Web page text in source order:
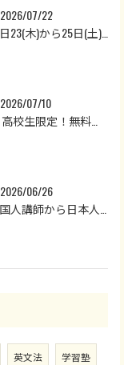
2026/07/22
2026/07/10
2026/06/26
英文法 学習塾